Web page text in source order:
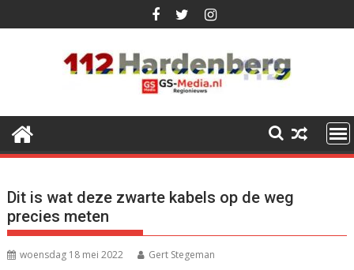
naar
Dit is wat deze zwarte kabels op de weg
precies meten
woensdag 18 mei 2022 Gert Stegeman